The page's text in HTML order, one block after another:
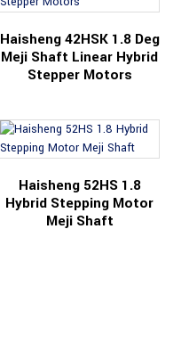
Haisheng 42HSK 1.8 Deg
Meji Shaft Linear Hybrid
Stepper Motors
Haisheng 52HS 1.8
Hybrid Stepping Motor
Meji Shaft